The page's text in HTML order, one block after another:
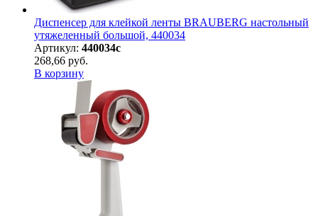
Диспенсер для клейкой ленты BRAUBERG настольный
утяжеленный большой, 440034
Артикул: 440034с
268,66 руб.
В корзину